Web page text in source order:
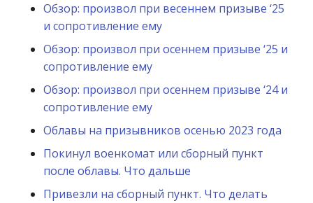
Обзор: произвол при весеннем призыве ‘25
и сопротивление ему
Обзор: произвол при осеннем призыве ‘25 и
сопротивление ему
Обзор: произвол при осеннем призыве ‘24 и
сопротивление ему
Облавы на призывников осенью 2023 года
Покинул военкомат или сборный пункт
после облавы. Что дальше
Привезли на сборный пункт. Что делать